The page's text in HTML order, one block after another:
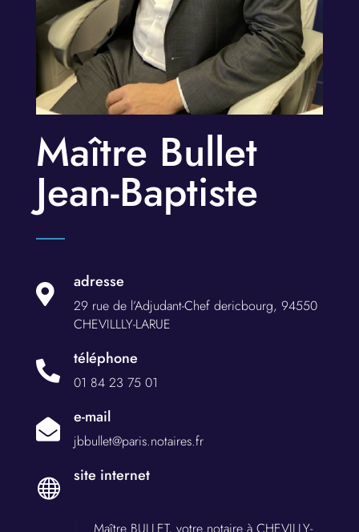
Maître Bullet
Jean-Baptiste

adresse
29 rue de l’Adjudant-Chef dericbourg, 94550
CHEVILLLY-LARUE

téléphone
01 84 23 75 01

e-mail
jbbullet@paris.notaires.fr

site internet
Maître BULLET, votre notaire à CHEVILLY-